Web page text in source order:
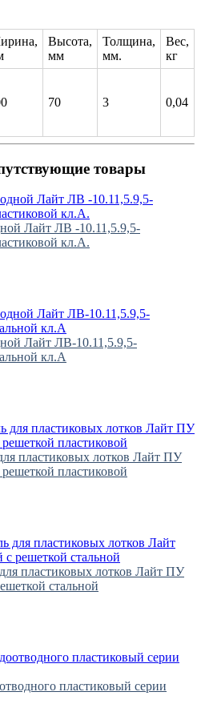
Высота,
мм
Толщина,
мм.
Вес,
кг
70 3 0,04
товары
Лайт ЛВ -10.11,5.9,5-
кл.А.
Лайт ЛВ-10.11,5.9,5-
кл.А
пластиковых лотков Лайт ПУ
пластиковой
пластиковых лотков Лайт ПУ
стальной
пластиковый серии